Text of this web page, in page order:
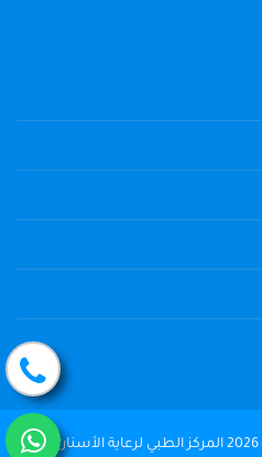
جميع الحقوق محفوظة © 2004 - 2026 المركز الطبي لرعاية الأسنان The